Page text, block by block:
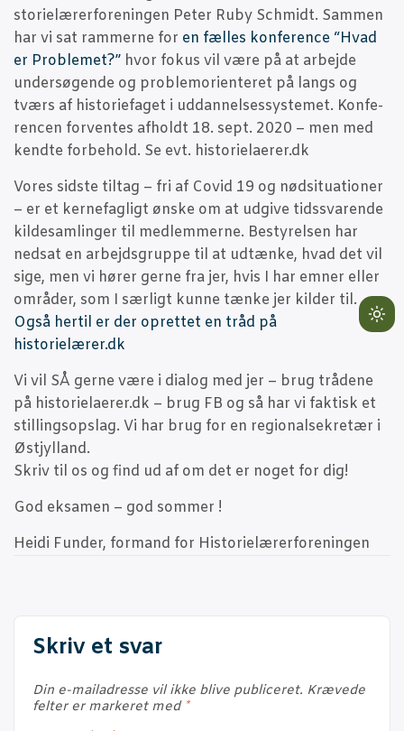
sto­ri­e­læ­rer­for­e­nin­gen Peter Ruby Sch­midt. Sam­men
har vi sat ram­mer­ne for en fæl­les kon­fe­ren­ce “Hvad
er Pro­ble­met?” hvor fokus vil være på at arbej­de
under­sø­gen­de og pro­blem­o­ri­en­te­ret på langs og
tværs af histo­ri­e­fa­get i uddan­nel­ses­sy­ste­met. Kon­fe­
ren­cen for­ven­tes afholdt 18. sept. 2020 – men med
kend­te for­be­hold. Se evt. historielaerer.dk
Vores sid­ste til­tag – fri af Covid 19 og nød­si­tu­a­tio­ner
– er et ker­ne­fag­ligt ønske om at udgi­ve tids­sva­ren­de
kil­de­sam­lin­ger til med­lem­mer­ne. Besty­rel­sen har
ned­sat en arbejds­grup­pe til at udtæn­ke, hvad det vil
sige, men vi hører ger­ne fra jer, hvis I har emner eller
områ­der, som I sær­ligt kun­ne tæn­ke jer kil­der til.
Også her­til er der opret­tet en tråd på
historielærer.dk
Vi vil SÅ ger­ne være i dia­log med jer – brug trå­de­ne
på historielaerer.dk – brug FB og så har vi fak­tisk et
stil­lings­op­slag. Vi har brug for en regio­nal­se­kre­tær i
Østjyl­land.
Skriv til os og find ud af om det er noget for dig!
God eksa­men – god sommer !
Hei­di Fun­der, for­mand for Historielærerforeningen
Skriv et svar
Din e-mailadresse vil ikke blive publiceret. Krævede
felter er markeret med *
to